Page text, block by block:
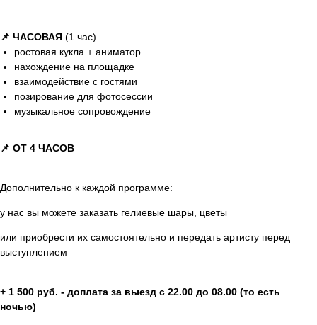
📌 ЧАСОВАЯ (1 час)
ростовая кукла + аниматор
нахождение на площадке
взаимодействие с гостями
позирование для фотосессии
музыкальное сопровождение
📌 ОТ 4 ЧАСОВ
Дополнительно к каждой программе:
у нас вы можете заказать гелиевые шары, цветы
или приобрести их самостоятельно и передать артисту перед
выступлением
+ 1 500 руб. - доплата за выезд с 22.00 до 08.00 (то есть
ночью)